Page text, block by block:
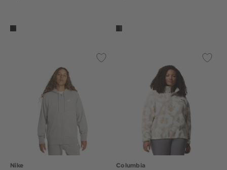
Nike
Columbia